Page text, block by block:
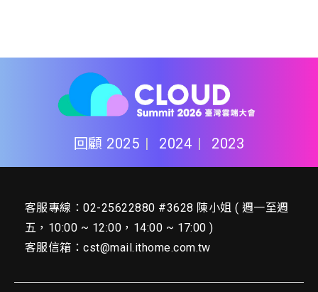
回顧 2025 2024 2023
客服專線：02-25622880 #3628 陳小姐 ( 週一至週
五，10:00 ~ 12:00，14:00 ~ 17:00 )
客服信箱：cst@mail.ithome.com.tw